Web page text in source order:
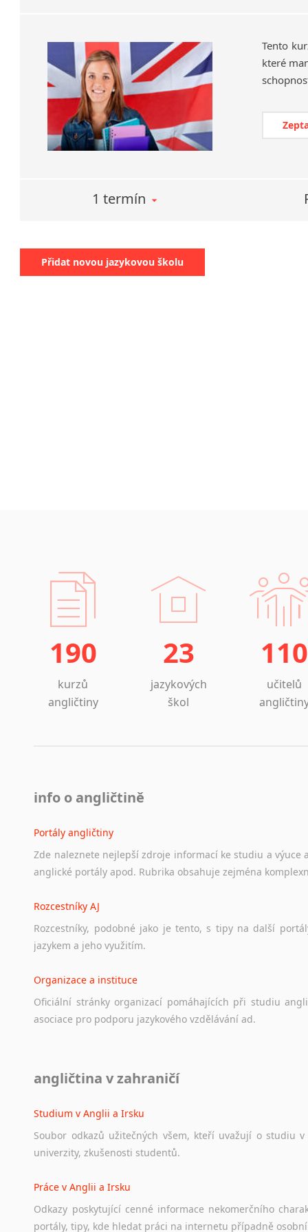
Tento
které
1 termín
Přidat novou jazykovou školu
190
kurzů
angličtiny
23
jazykových
škol
110
učitelů
info o angličtině
Portály angličtiny
Zde naleznete nejlepší zdroje informací ke studiu a výuce
anglické portály apod. Rubrika obsahuje zejména
Rozcestníky AJ
Rozcestníky, podobné jako je tento, s tipy na další
jazykem a jeho využitím.
Organizace a instituce
Oficiální stránky organizací pomáhajících při studiu
asociace pro podporu jazykového vzdělávání ad.
Ať už se jedná o česká diskusní
angličtina v zahraničí
Studium v Anglii a Irsku
Soubor odkazů užitečných všem, kteří uvažují o studiu v
univerzity, zkušenosti studentů.
Práce v Anglii a Irsku
Odkazy poskytující cenné informace nekomerčního
portály, tipy, kde hledat práci na internetu případně osobní